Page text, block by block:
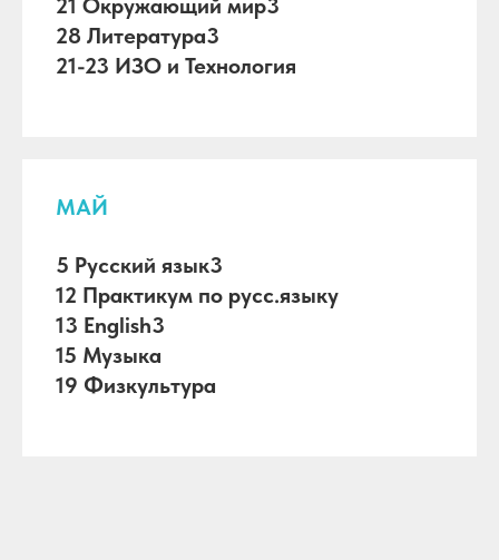
21 Окружающий мир3
28 Литература3
21-23 ИЗО и Технология
МАЙ
5 Русский язык3
12 Практикум по русс.языку
13 English3
15 Музыка
19 Физкультура